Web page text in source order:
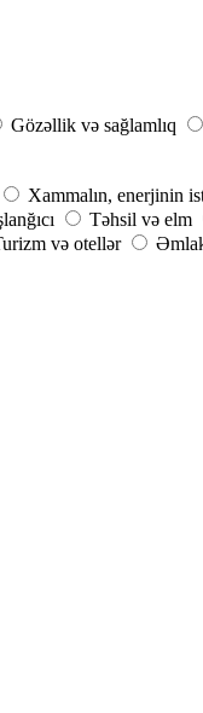
Gözəllik və sağlamlıq
Xammalın, enerjinin
Təhsil və elm
və otellər